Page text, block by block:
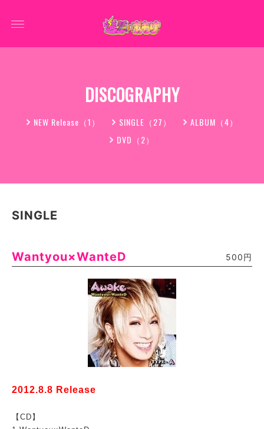
DISCOGRAPHY
NEW Release（1） SINGLE（27）
ALBUM（4）
DVD（2）
SINGLE
Wantyou×WanteD 500円
2012.8.8 Release
【CD】